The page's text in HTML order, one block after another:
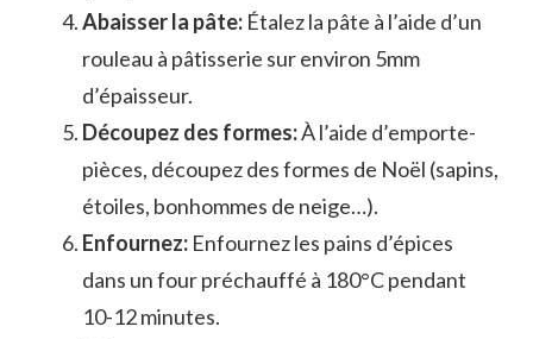
Abaisser la pâte: Étalez la pâte à l’aide d’un
rouleau à pâtisserie sur environ 5mm
d’épaisseur.
Découpez des formes:À l’aide d’emporte-
pièces, découpez des formes de Noël (sapins,
étoiles, bonhommes de neige…).
Enfournez: Enfournez les pains d’épices
dans un four préchauffé à 180°C pendant
10-12 minutes.